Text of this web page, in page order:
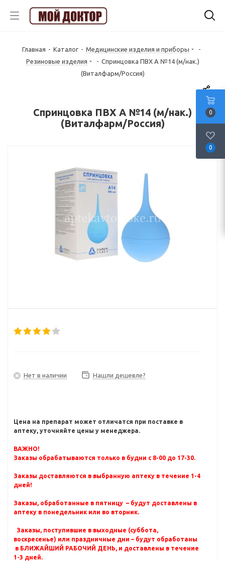
Главная - Каталог - Медицинские изделия и приборы
-
Резиновые изделия
- Спринцовка ПВХ А №14 (м/нак.)
(Виталфарм/Россия)
Спринцовка ПВХ А №14 (м/нак.)
(Виталфарм/Россия)
Нет в наличии Нашли дешевле?
Цена на препарат может отличатся при поставке в
аптеку, уточняйте цены у менеджера.
ВАЖНО!
Заказы обрабатываются только в будни с 8-00 до 17-30.
Заказы доставляются в выбранную аптеку в течение 1-4
дней!
Заказы, обработанные в пятницу – будут доставлены в
аптеку в понедельник или во вторник.
Заказы, поступившие в выходные (суббота,
воскресенье) или праздничные дни – будут обработаны
в БЛИЖАЙШИЙ РАБОЧИЙ ДЕНЬ, и доставлены в течение
1-3 дней.
0
0